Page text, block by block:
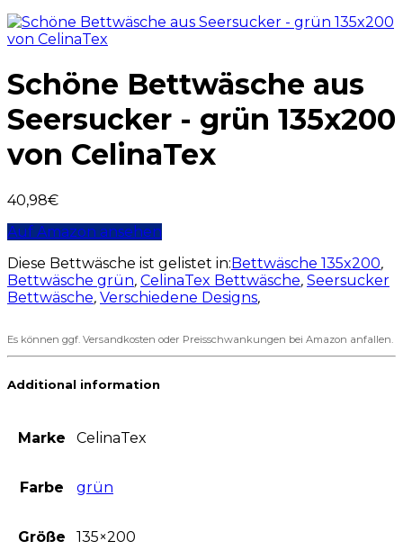
Schöne Bettwäsche aus
Seersucker - grün 135x200
von CelinaTex
40,98€
Auf Amazon ansehen
Diese Bettwäsche ist gelistet in:Bettwäsche 135x200,
Bettwäsche grün, CelinaTex Bettwäsche, Seersucker
Bettwäsche, Verschiedene Designs,
Es können ggf. Versandkosten oder Preisschwankungen bei Amazon anfallen.
Additional information
Marke CelinaTex
Farbe grün
Größe 135×200